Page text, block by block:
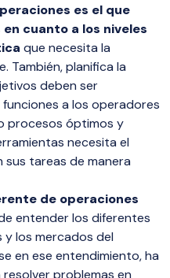
es el que
cuanto a los niveles
que necesita la
También, planifica la
deben ser
a los operadores
procesos óptimos y
necesita el
tareas de manera
de operaciones
entender los diferentes
los mercados del
en ese entendimiento, ha
problemas en